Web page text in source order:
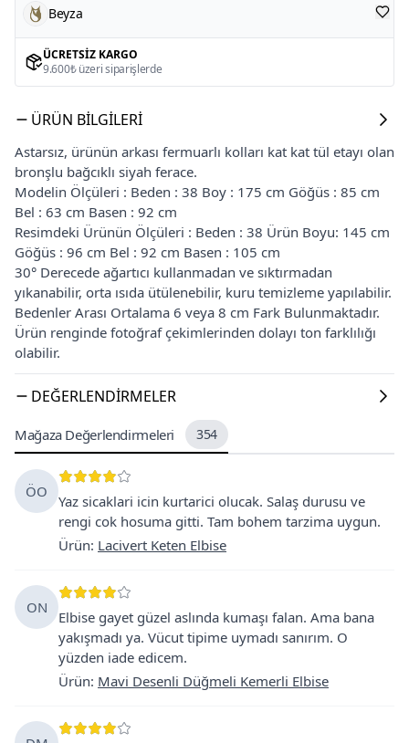
Beyza
ÜCRETSIZ KARGO
9.600₺ üzeri siparişlerde
ÜRÜN BILGILERI
Astarsız, ürünün arkası fermuarlı kolları kat kat tül etayı olan
bronşlu bağcıklı siyah ferace.
Modelin Ölçüleri : Beden : 38 Boy : 175 cm Göğüs : 85 cm
Bel : 63 cm Basen : 92 cm
Resimdeki Ürünün Ölçüleri : Beden : 38 Ürün Boyu: 145 cm
Göğüs : 96 cm Bel : 92 cm Basen : 105 cm
30° Derecede ağartıcı kullanmadan ve sıktırmadan
yıkanabilir, orta ısıda ütülenebilir, kuru temizleme yapılabilir.
Bedenler Arası Ortalama 6 veya 8 cm Fark Bulunmaktadır.
Ürün renginde fotoğraf çekimlerinden dolayı ton farklılığı
olabilir.
DEĞERLENDIRMELER
Mağaza Değerlendirmeleri 354
ÖO
Yaz sicaklari icin kurtarici olucak. Salaş durusu ve
rengi cok hosuma gitti. Tam bohem tarzima uygun.
Ürün: Lacivert Keten Elbise
ON
Elbise gayet güzel aslında kumaşı falan. Ama bana
yakışmadı ya. Vücut tipime uymadı sanırım. O
yüzden iade edicem.
Ürün: Mavi Desenli Düğmeli Kemerli Elbise